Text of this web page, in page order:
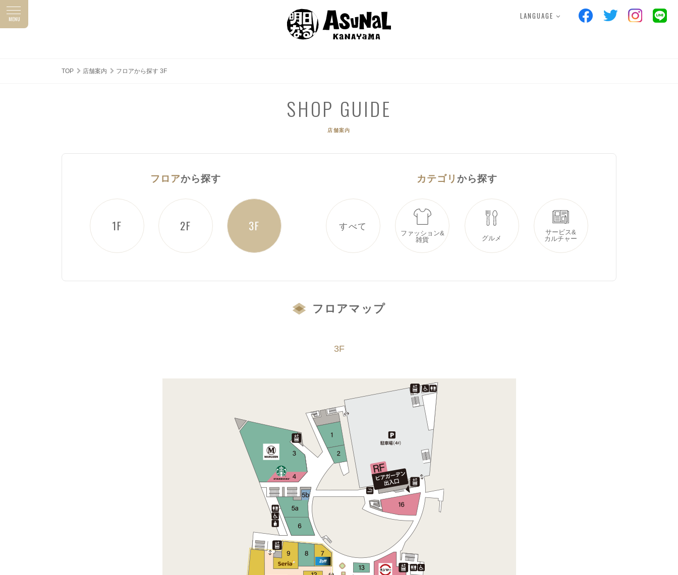
LANGUAGE
MENU SHOP GUIDE
ショップガイド
GOURMET
グルメ
POINTCARD
TOP 店舗案内 フロアから探す 3F
SHOP GUIDE
店舗案内
フロアから探す
1F 2F 3F
カテゴリ から探す
すべて
ファッション&
雑貨
グルメ
サービス&
カルチャー
フロアマップ
3F